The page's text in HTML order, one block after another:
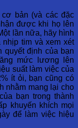
bản (và các đặc
được khi họ lên
lần nữa, hãy hình
tim và xem xét
định của bạn
mức lương lên
suất làm việc của
ít ỏi, bạn cũng có
nhằm mang lại cho
bạn trong thành
khuyến khích mọi
để làm việc hiệu